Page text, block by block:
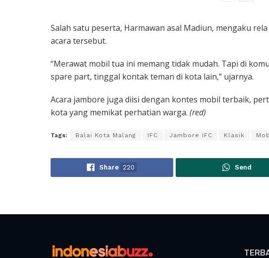
Salah satu peserta, Harmawan asal Madiun, mengaku
acara tersebut.
“Merawat mobil tua ini memang tidak mudah. Tapi di
spare part, tinggal kontak teman di kota lain,” ujarnya.
Acara jambore juga diisi dengan kontes mobil terbaik,
kota yang memikat perhatian warga. (red)
Tags: Balai Kota Malang IFC Jambore IFC Klasik
Share 220 Send